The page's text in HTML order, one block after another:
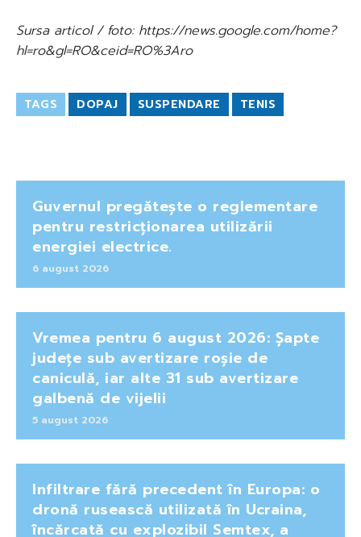
Sursa articol / foto: https://news.google.com/home?
hl=ro&gl=RO&ceid=RO%3Aro
TAGS DOPAJ SUSPENDARE TENIS
Guvernul pregătește o reglementare
pentru restricționarea utilizării
energiei electrice.
6 august 2026
Vremea pentru 6 august 2026: Șapte
județe sub avertizare roșie de
caniculă, iar alte 31 sub avertizare
galbenă de vijelii
5 august 2026
Infiltrare fără precedent în Europa: o
dronă rusească utilizată în Ucraina,
încărcată cu explozibil Semtex, a